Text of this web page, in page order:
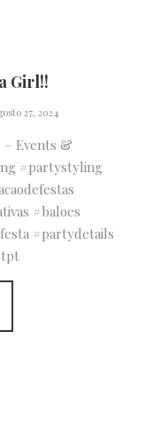
Girl!!
27, 2024
– Events &
#partystyling
#baloes
#partydetails